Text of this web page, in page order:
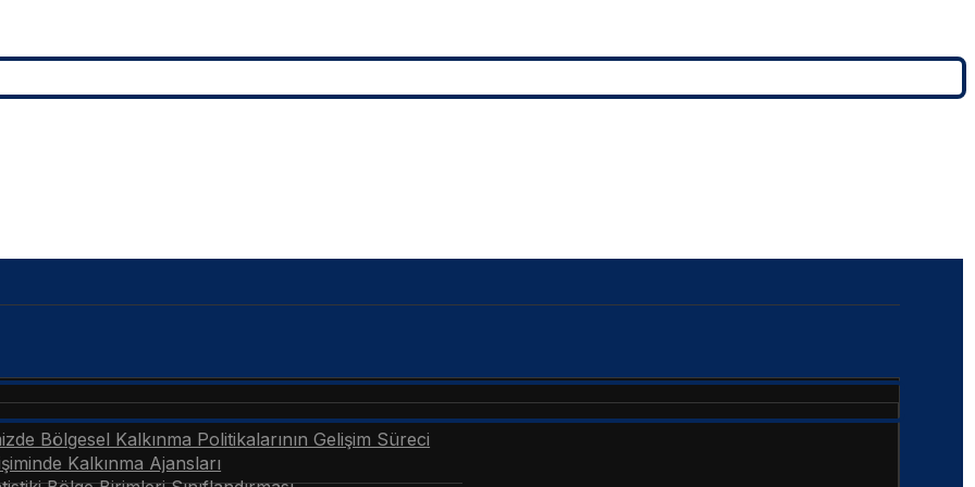
Bölgesel Kalkınma Politikalarının Gelişim Süreci
Kalkınma Ajansları